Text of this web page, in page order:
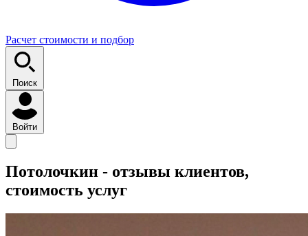
Расчет стоимости и подбор
Поиск
Войти
Потолочкин - отзывы клиентов,
стоимость услуг